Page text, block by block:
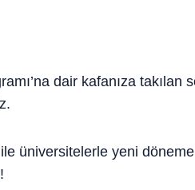
dair kafanıza takılan
üniversitelerle yeni